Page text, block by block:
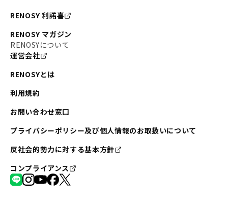
RENOSY 利諾喜
RENOSY マガジン
RENOSYについて
運営会社
RENOSYとは
利用規約
お問い合わせ窓口
プライバシーポリシー及び個人情報のお取扱いについて
反社会的勢力に対する基本方針
コンプライアンス